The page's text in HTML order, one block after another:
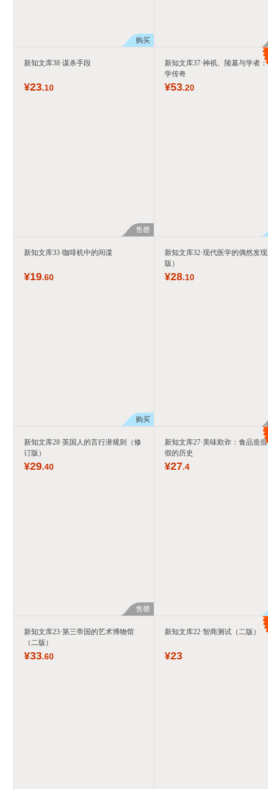
购买
新知文库38·谋杀手段
¥23.10
售罄
新知文库37·神祇、陵墓与学者
学传奇
¥53.20
新知文库33·咖啡机中的间谍
¥19.60
购买
新知文库32·现代医学的偶然发
版）
¥28.10
新知文库28·英国人的言行潜规则（修
订版）
¥29.40
售罄
新知文库27·美味欺诈：食品造
假的历史
¥27.4
新知文库23·第三帝国的艺术博物馆
（二版）
¥33.60
新知文库22·智商测试（二版）
¥23